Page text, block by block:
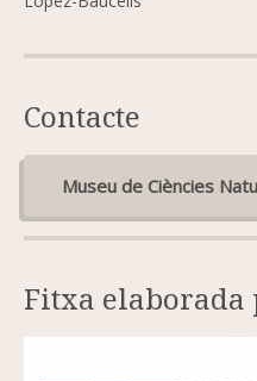
Contacte
Museu de Ciències
Fitxa elaborada